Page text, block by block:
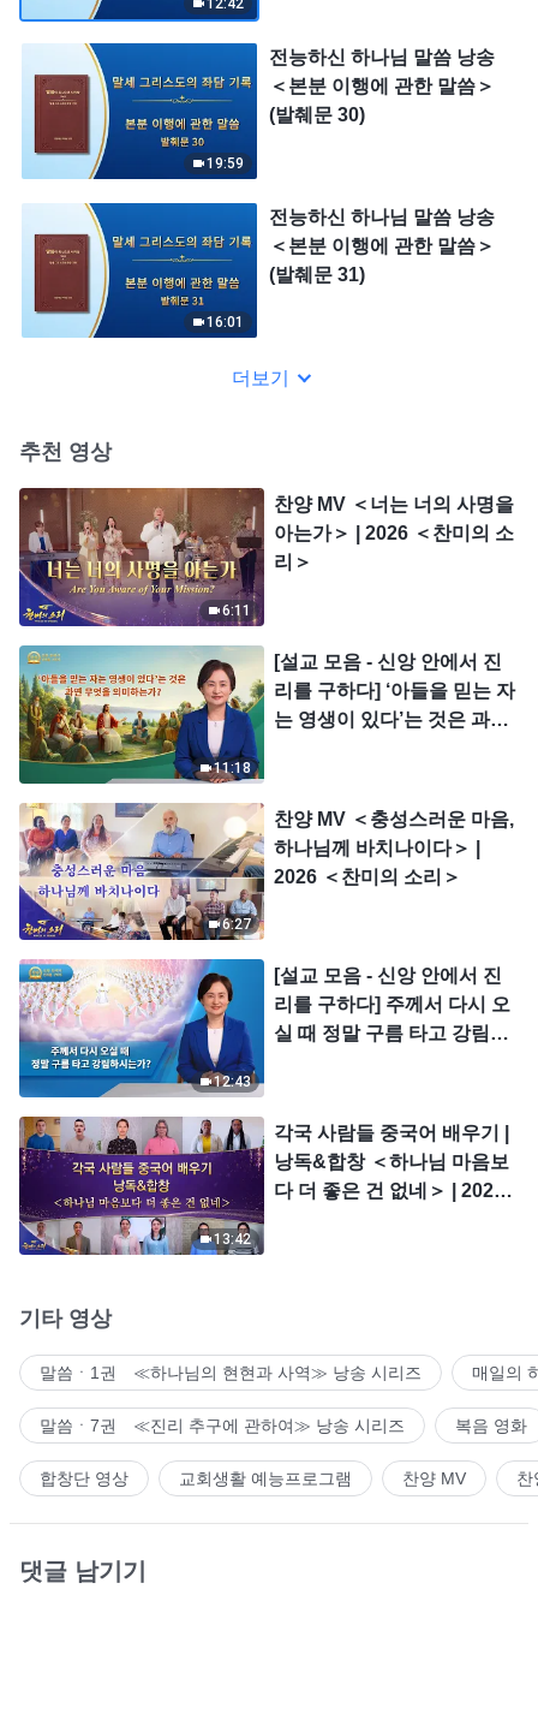
12:42
19:59
전능하신 하나님 말씀 낭송
＜본분 이행에 관한 말씀＞
(발췌문 30)
16:01
전능하신 하나님 말씀 낭송
＜본분 이행에 관한 말씀＞
(발췌문 31)
더보기
추천 영상
6:11
찬양 MV ＜너는 너의 사명을
아는가＞ | 2026 ＜찬미의 소
리＞
11:18
[설교 모음 - 신앙 안에서 진
리를 구하다] ‘아들을 믿는 자
는 영생이 있다’는 것은 과연
6:27
찬양 MV ＜충성스러운 마음,
하나님께 바치나이다＞ |
2026 ＜찬미의 소리＞
12:43
[설교 모음 - 신앙 안에서 진
리를 구하다] 주께서 다시 오
실 때 정말 구름 타고 강림하
13:42
각국 사람들 중국어 배우기 |
낭독&합창 ＜하나님 마음보
다 더 좋은 건 없네＞ | 2026
기타 영상
말씀ㆍ1권 ≪하나님의 현현과 사역≫ 낭송 시리즈 매일의
말씀ㆍ7권 ≪진리 추구에 관하여≫ 낭송 시리즈 복음 영화
합창단 영상 교회생활 예능프로그램 찬양 MV 찬
댓글 남기기